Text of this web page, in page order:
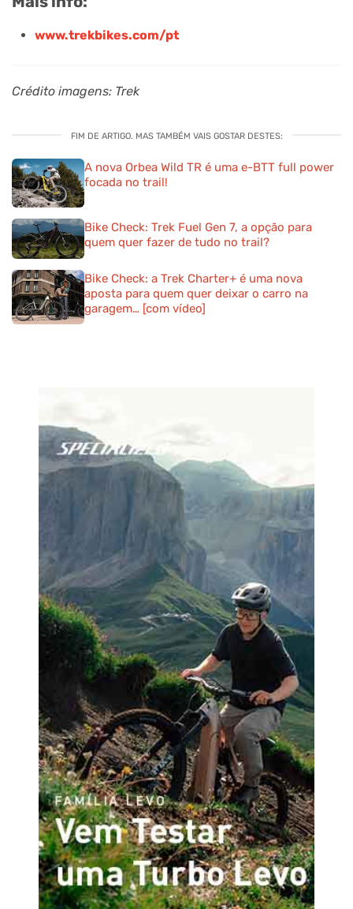
www.trekbikes.com/pt
Crédito imagens: Trek
FIM DE ARTIGO. MAS TAMBÉM VAIS GOSTAR DESTES:
A nova Orbea Wild TR é uma e-BTT full power
focada no trail!
Bike Check: Trek Fuel Gen 7, a opção para
quem quer fazer de tudo no trail?
Bike Check: a Trek Charter+ é uma nova
aposta para quem quer deixar o carro na
garagem… [com vídeo]